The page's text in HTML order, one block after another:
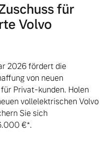
für
Volvo
2026 fördert die
von neuen
Privat-kunden. Holen
vollelektrischen Volvo
Sie sich
€⁠*.